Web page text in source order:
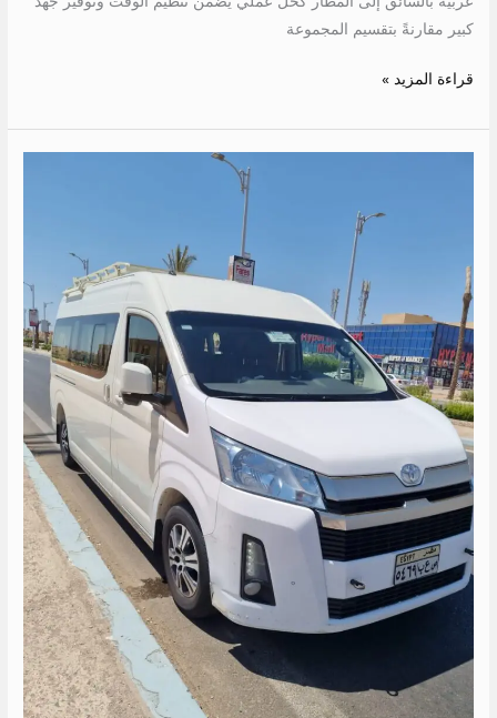
كبير مقارنةً بتقسيم المجموعة
قراءة المزيد »